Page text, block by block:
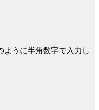
ように半角数字で入力し